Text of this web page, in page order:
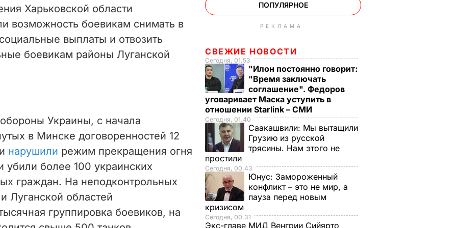
Харьковской области
возможность боевикам снимать в
выплаты и отвозить
боевикам районы Луганской
Украины, с начала
в Минске договоренностей 12
нарушили режим прекращения огня
убили более 100 украинских
граждан. На неподконтрольных
Луганской областей
группировка боевиков, на
ПОПУЛЯРНОЕ
РЕКЛАМА
СВЕЖИЕ НОВОСТИ
Сегодня, 01.53
"Илон постоянно говорит:
"Время заключать
соглашение". Федоров
уговаривает Маска уступить в
отношении Starlink – СМИ
Сегодня, 01.40
Саакашвили: Мы вытащили
Грузию из русской
трясины. Нам этого не
простили
Сегодня, 00.43
Юнус: Замороженный
конфликт – это не мир, а
пауза перед новым
кризисом
Сегодня, 00.31
Экс-главе МИД Венгрии Сийярто